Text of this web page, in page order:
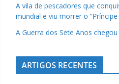
A vila de pescadores que
mundial e viu morrer o
A Guerra dos Sete Anos
ARTIGOS RECENTES